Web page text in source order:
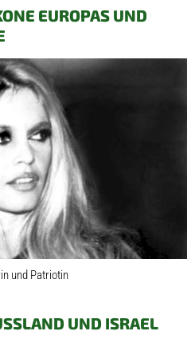
EUROPAS UND
und Patriotin
UND ISRAEL